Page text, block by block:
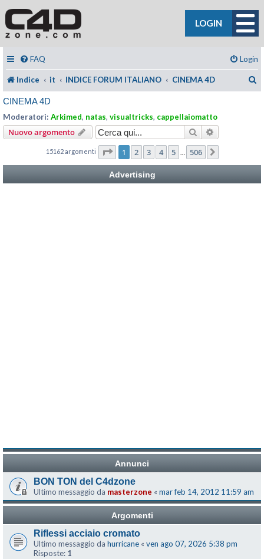
LOGIN
FAQ Login
Indice it INDICE FORUM ITALIANO CINEMA 4D
CINEMA 4D
Moderatori: Arkimed, natas, visualtricks, cappellaiomatto
Nuovo argomento Cerca
15162 argomenti Pagina di 506
1 2 3 4 5 506
Advertising
Annunci
BON TON del C4dzone
Ultimo messaggio da masterzone « mar feb 14, 2012 11:59 am
Argomenti
Riflessi acciaio cromato
Ultimo messaggio da hurricane « ven ago 07, 2026 5:38 pm
Risposte: 1